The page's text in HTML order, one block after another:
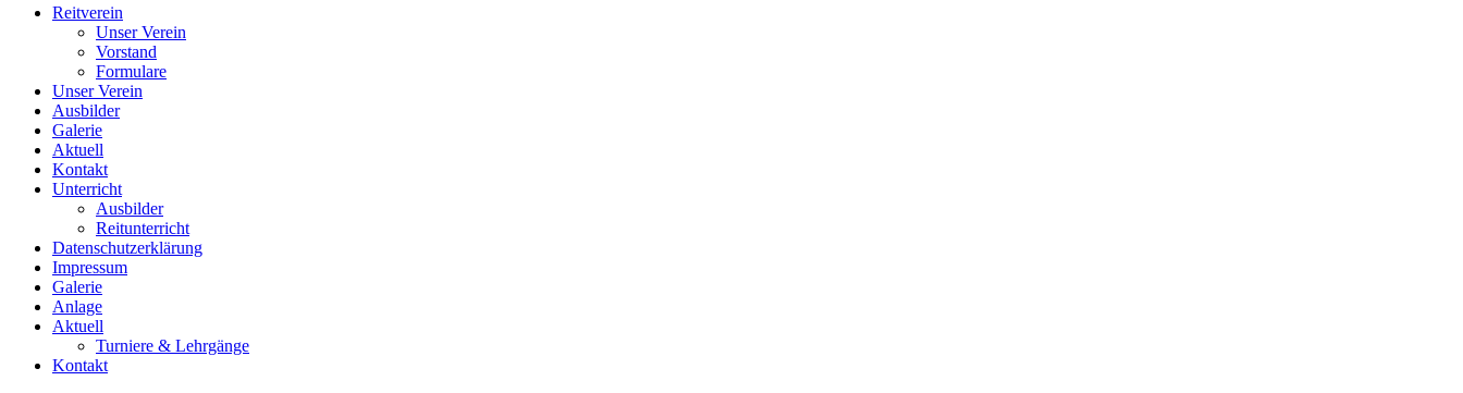
Reitverein
Unser Verein
Vorstand
Formulare
Unser Verein
Ausbilder
Galerie
Aktuell
Kontakt
Unterricht
Ausbilder
Reitunterricht
Datenschutzerklärung
Impressum
Galerie
Anlage
Aktuell
Turniere & Lehrgänge
Kontakt